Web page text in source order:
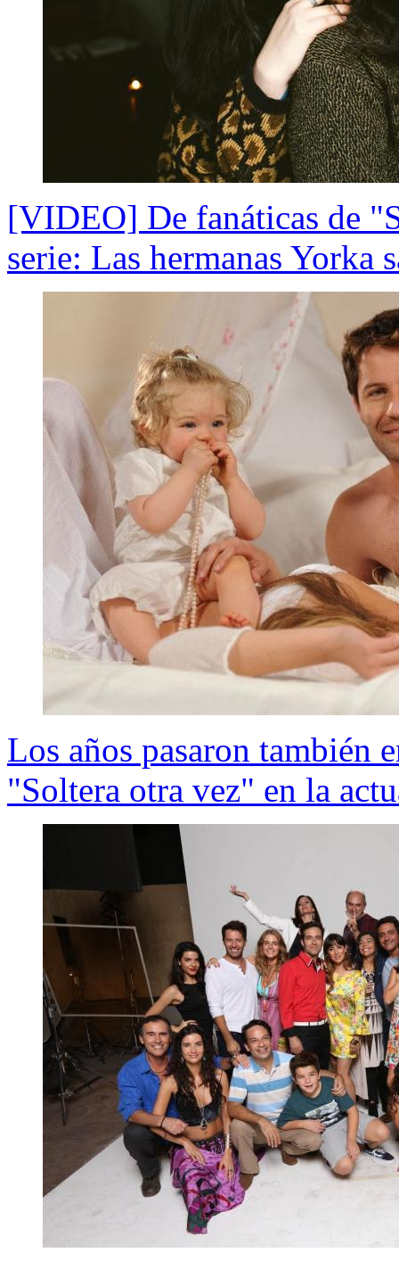
[VIDEO] De fanáticas de
serie: Las hermanas Yorka
Los años pasaron también
"Soltera otra vez" en la